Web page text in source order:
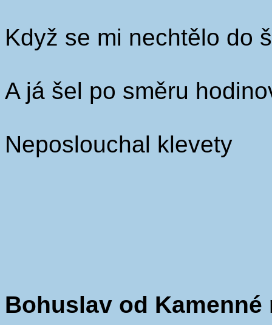
Když se mi nechtělo do
A já šel po směru
Neposlouchal klevety
Bohuslav od Kamenné